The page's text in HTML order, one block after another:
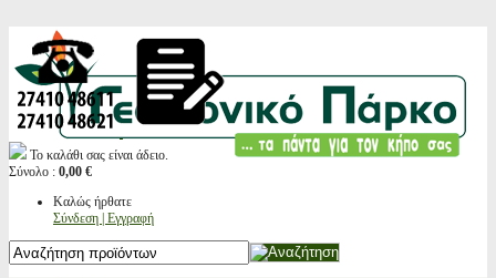
Το καλάθι σας είναι άδειο.
Σύνολο : 0,00 €
Καλώς ήρθατε
Σύνδεση | Εγγραφή